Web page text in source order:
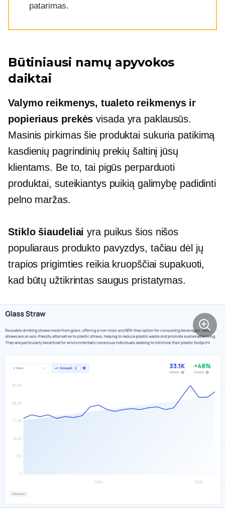
patarimas.
Būtiniausi namų apyvokos
daiktai
Valymo reikmenys, tualeto reikmenys ir
popieriaus prekės visada yra paklausūs.
Masinis pirkimasšie produktai sukuria patikimą
kasdienių pagrindinių prekių šaltinį jūsų
klientams. Be to, tai pigūs perparduoti
produktai, suteikiantys puikią galimybę padidinti
pelno maržas.
Stiklo šiaudeliai yra puikus šios nišos
populiaraus produkto pavyzdys, tačiau dėl jų
trapios prigimties reikia kruopščiai supakuoti,
kad būtų užtikrintas saugus pristatymas.